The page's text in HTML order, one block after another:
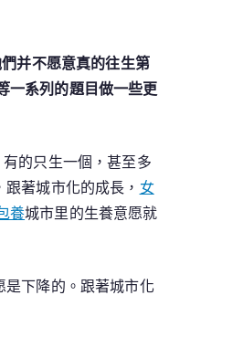
并不愿意真的往生第
一系列的題目做一些更
的只生一個，甚至多
著城市化的成長， 女
養城市里的生養意愿就
是下降的。跟著城市化